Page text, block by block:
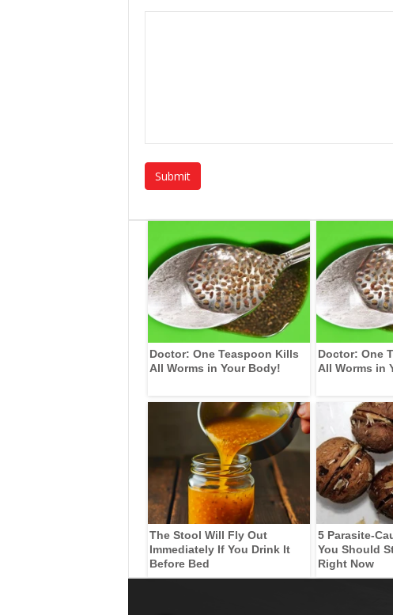
Doctor: One Teaspoon Kills
All Worms in Your Body!
Doctor: One
All Worms in
The Stool Will Fly Out
Immediately If You Drink It
Before Bed
5 Parasite-
You Should
Right Now